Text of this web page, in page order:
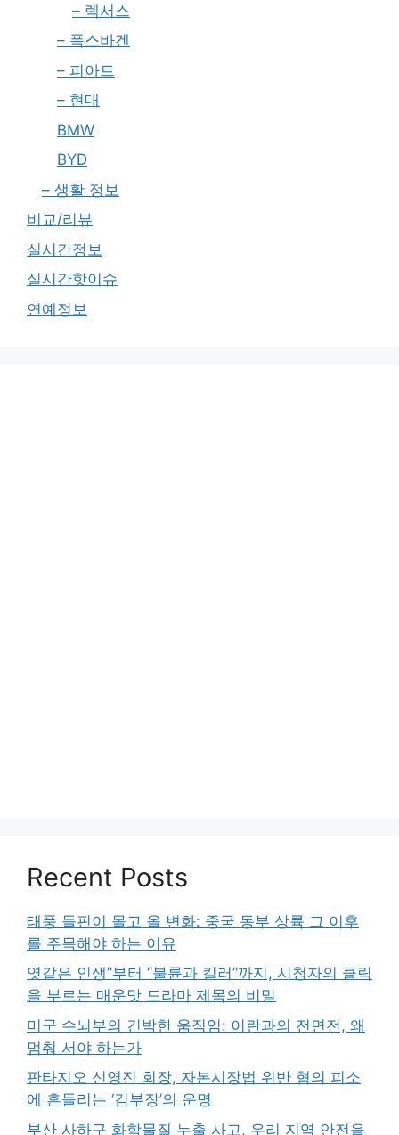
– 렉서스
– 폭스바겐
– 피아트
– 현대
BMW
BYD
– 생활 정보
비교/리뷰
실시간정보
실시간핫이슈
연예정보
Recent Posts
태풍 돌핀이 몰고 올 변화: 중국 동부 상륙 그 이후
를 주목해야 하는 이유
엿같은 인생”부터 “불륜과 킬러”까지, 시청자의 클릭
을 부르는 매운맛 드라마 제목의 비밀
미군 수뇌부의 긴박한 움직임: 이란과의 전면전, 왜
멈춰 서야 하는가
판타지오 신영진 회장, 자본시장법 위반 혐의 피소
에 흔들리는 ‘김부장’의 운명
부산 사하구 화학물질 누출 사고, 우리 지역 안전을